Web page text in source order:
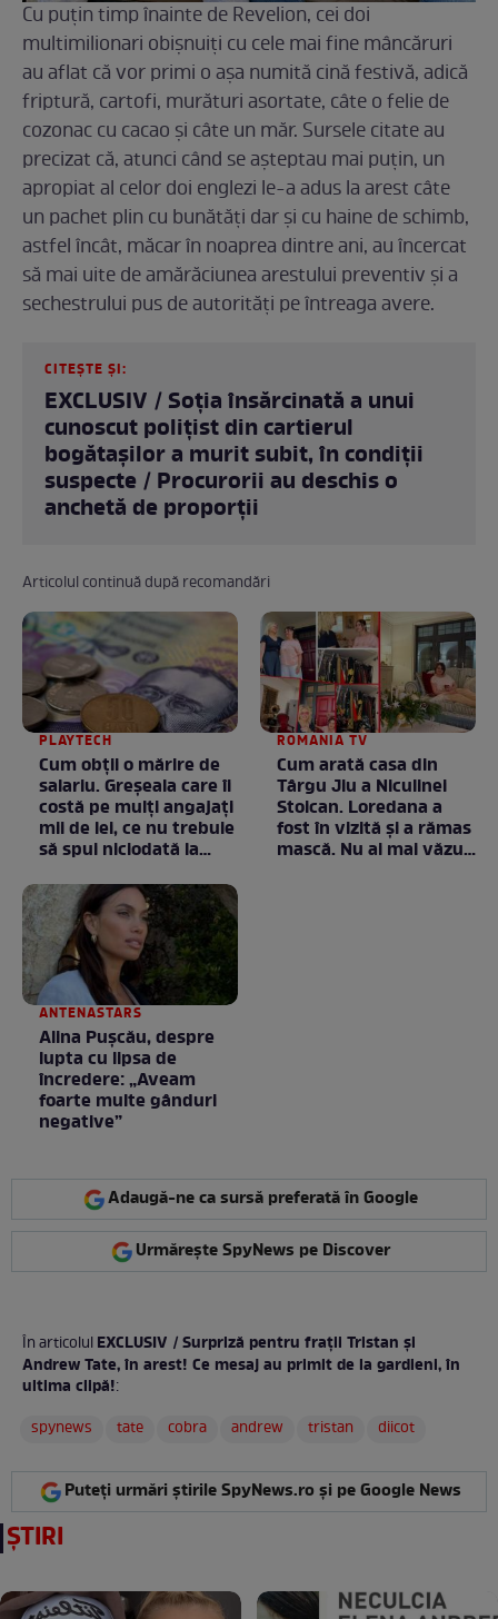
Cu puțin timp înainte de Revelion, cei doi
multimilionari obișnuiți cu cele mai fine mâncăruri
au aflat că vor primi o așa numită cină festivă, adică
friptură, cartofi, murături asortate, câte o felie de
cozonac cu cacao și câte un măr. Sursele citate au
precizat că, atunci când se așteptau mai puțin, un
apropiat al celor doi englezi le-a adus la arest câte
un pachet plin cu bunătăți dar și cu haine de schimb,
astfel încât, măcar în noaprea dintre ani, au încercat
să mai uite de amărăciunea arestului preventiv și a
sechestrului pus de autorități pe întreaga avere.
CITEȘTE ȘI:
EXCLUSIV / Soția însărcinată a unui
cunoscut polițist din cartierul
bogătașilor a murit subit, în condiții
suspecte / Procurorii au deschis o
anchetă de proporții
Articolul continuă după recomandări
PLAYTECH
Cum obții o mărire de
salariu. Greșeala care îi
costă pe mulți angajați
mii de lei, ce nu trebuie
să spui niciodată la
ROMANIA TV
Cum arată casa din
Târgu Jiu a Niculinei
Stoican. Loredana a
fost în vizită și a rămas
mască. Nu ai mai văzut
ANTENASTARS
Alina Pușcău, despre
lupta cu lipsa de
încredere: „Aveam
foarte multe gânduri
negative”
Adaugă-ne ca sursă preferată în Google
Urmărește SpyNews pe Discover
În articolulEXCLUSIV / Surpriză pentru frații Tristan și
Andrew Tate, în arest! Ce mesaj au primit de la gardieni, în
ultima clipă!:
spynews
tate cobra andrew tristan diicot
Puteți urmări știrile SpyNews.ro și pe Google News
ȘTIRI